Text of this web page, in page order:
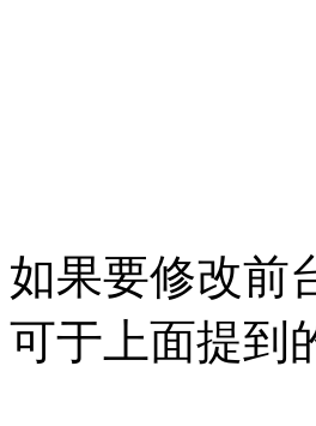
如果要修改前
可于上面提到